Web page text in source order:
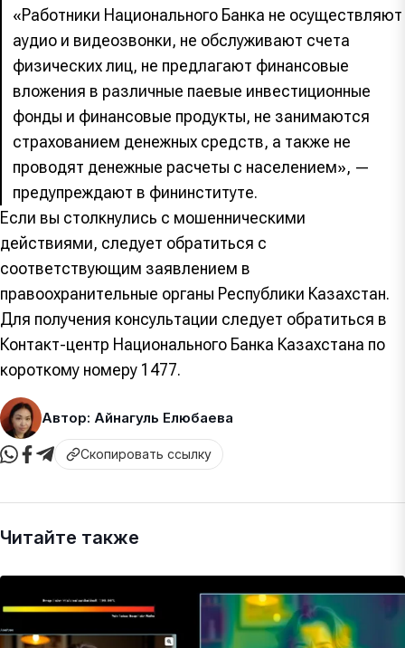
«Работники Национального Банка не осуществляют
аудио и видеозвонки, не обслуживают счета
физических лиц, не предлагают финансовые
вложения в различные паевые инвестиционные
фонды и финансовые продукты, не занимаются
страхованием денежных средств, а также не
проводят денежные расчеты с населением», —
предупреждают в фининституте.
Если вы столкнулись с мошенническими
действиями, следует обратиться с
соответствующим заявлением в
правоохранительные органы Республики Казахстан.
Для получения консультации следует обратиться в
Контакт-центр Национального Банка Казахстана по
короткому номеру 1477.
Автор: Айнагуль Елюбаева
Скопировать ссылку
Читайте также